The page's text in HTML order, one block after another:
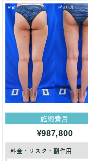
施術費用
¥987,800
料金・リスク・副作用